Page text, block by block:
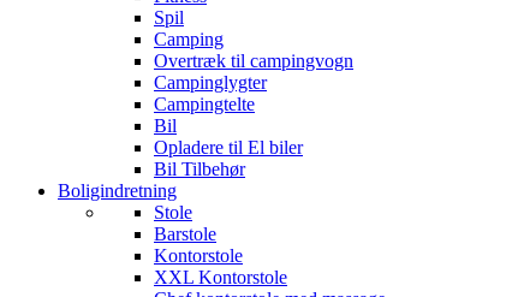
Spil
Camping
Overtræk til campingvogn
Campinglygter
Campingtelte
Bil
Opladere til El biler
Bil Tilbehør
Boligindretning
Stole
Barstole
Kontorstole
XXL Kontorstole